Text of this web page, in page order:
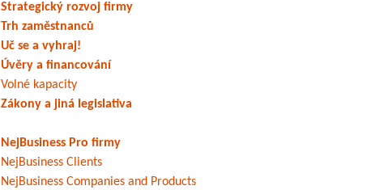
Strategický rozvoj firmy
Trh zaměstnanců
Uč se a vyhraj!
Úvěry a financování
Volné kapacity
Zákony a jiná legislativa
NejBusiness Pro firmy
NejBusiness Clients
NejBusiness Companies and Products